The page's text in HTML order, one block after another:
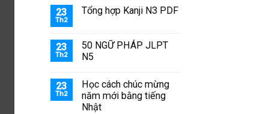
23
Th2
Tổng hợp Kanji N3 PDF
23
Th2
50 NGỮ PHÁP JLPT
N5
23
Th2
Học cách chúc mừng
năm mới bằng tiếng
Nhật